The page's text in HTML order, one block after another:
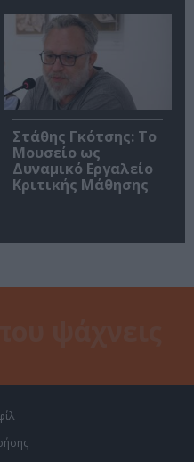
Στάθης Γκότσης: Το
Μουσείο ως
Δυναμικό Εργαλείο
Κριτικής Μάθησης